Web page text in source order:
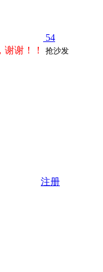
54
谢！！ 抢沙发
注册